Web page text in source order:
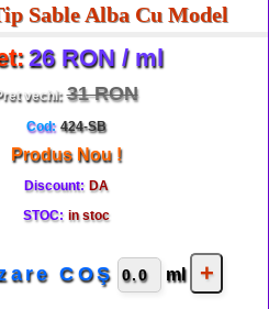
Sable Alba Cu Model
26 RON / ml
vechi: 31 RON
Cod: 424-SB
Produs Nou !
Discount: DA
STOC: in stoc
COŞ ml